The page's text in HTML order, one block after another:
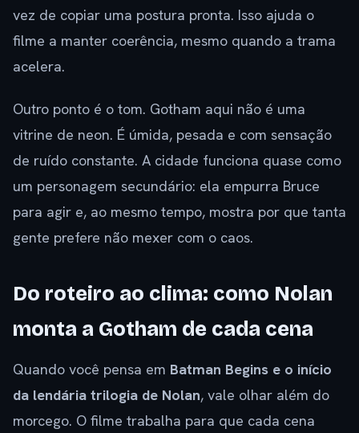
vez de copiar uma postura pronta. Isso ajuda o
filme a manter coerência, mesmo quando a trama
acelera.
Outro ponto é o tom. Gotham aqui não é uma
vitrine de neon. É úmida, pesada e com sensação
de ruído constante. A cidade funciona quase como
um personagem secundário: ela empurra Bruce
para agir e, ao mesmo tempo, mostra por que tanta
gente prefere não mexer com o caos.
Do roteiro ao clima: como Nolan
monta a Gotham de cada cena
Quando você pensa em Batman Begins e o início
da lendária trilogia de Nolan, vale olhar além do
morcego. O filme trabalha para que cada cena